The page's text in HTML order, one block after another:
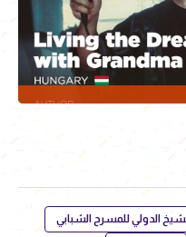
الدولي للمسرح الشبابي